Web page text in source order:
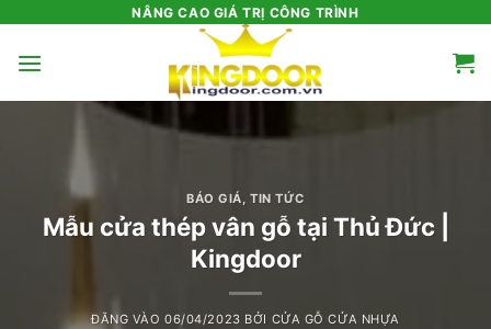
nội
NÂNG CAO GIÁ TRỊ CÔNG TRÌNH
BÁO GIÁ ,TIN TỨC
Mẫu cửa thép vân gỗ tại Thủ Đức |
Kingdoor
ĐĂNG VÀO06/04/2023 BỞI CỬA GỖ CỬA NHỰA